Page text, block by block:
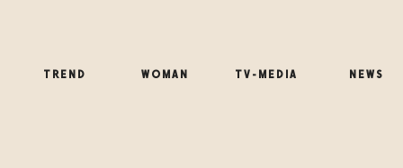
TREND WOMAN
TV-MEDIA
NEWS